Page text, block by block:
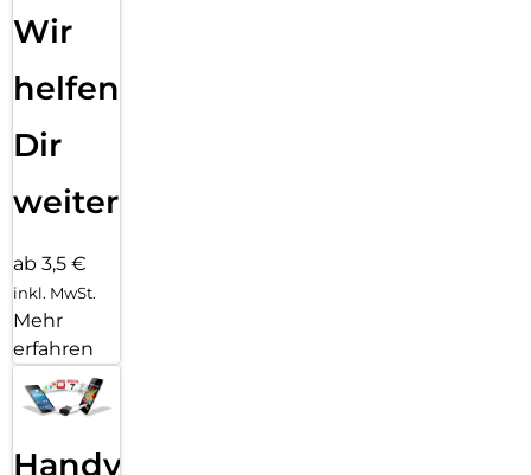
Wir
helfen
Dir
weiter
ab 3,5 €
inkl. MwSt.
Mehr
erfahren
Handy